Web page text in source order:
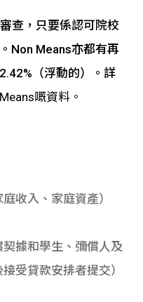
查，只要係認可院校
Non Means亦都有再
2.42%（浮動的）。詳
嘅資料。
收入、家庭資產）
據和學生、彌償人及
受貸款安排者提交）